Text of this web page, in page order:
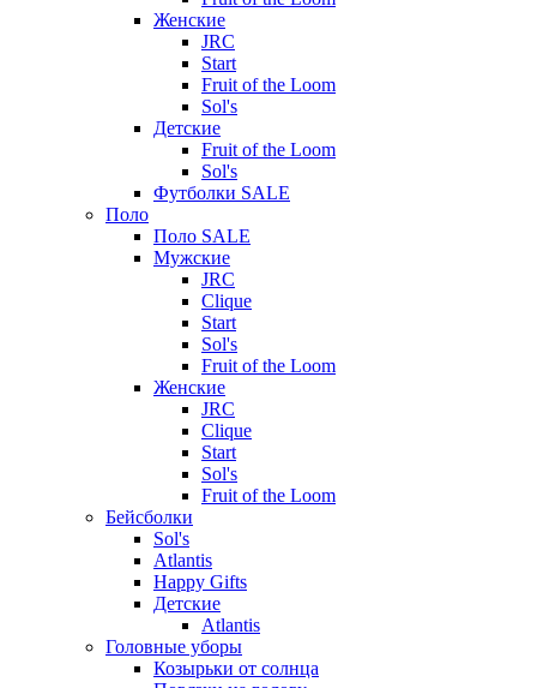
Женские
JRC
Start
Fruit of the Loom
Sol's
Детские
Fruit of the Loom
Sol's
Футболки SALE
Поло
Поло SALE
Мужские
JRC
Clique
Start
Sol's
Fruit of the Loom
Женские
JRC
Clique
Start
Sol's
Fruit of the Loom
Бейсболки
Sol's
Atlantis
Happy Gifts
Детские
Atlantis
Головные уборы
Козырьки от солнца